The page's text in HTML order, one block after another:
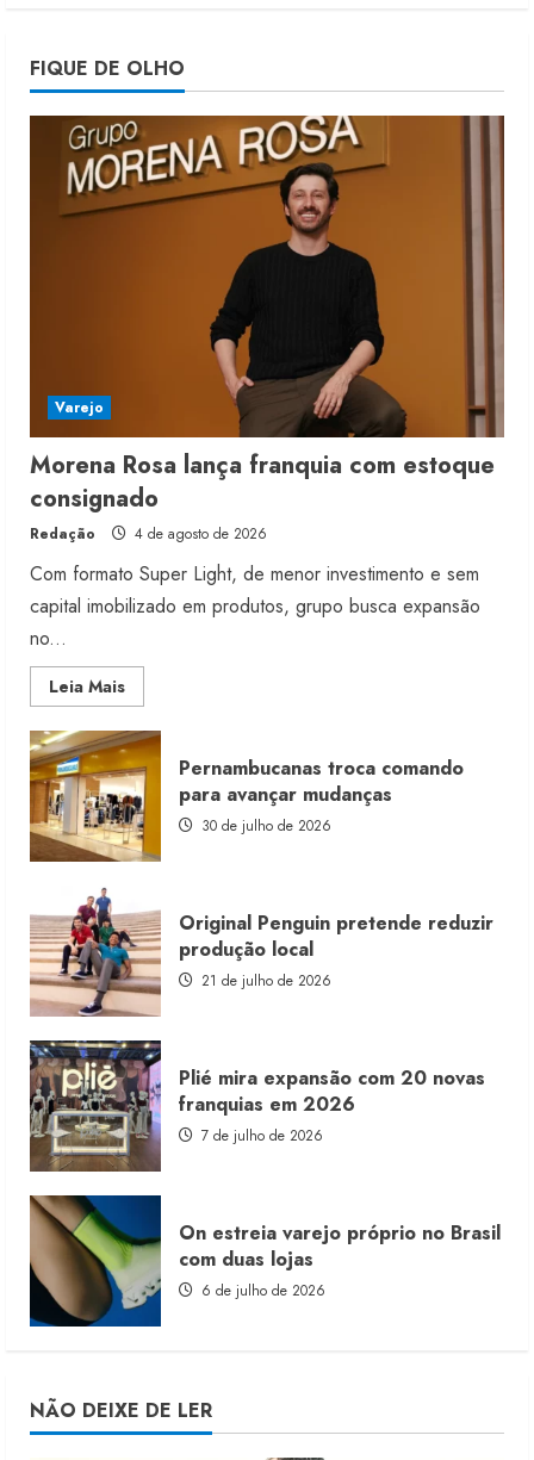
5
Projeto testa passaporte digital na
moda nacional
4 de agosto de 2026
FIQUE DE OLHO
Varejo
Morena Rosa lança franquia com estoque
consignado
Redação 4 de agosto de 2026
Com formato Super Light, de menor investimento e sem
capital imobilizado em produtos, grupo busca expansão
no...
Leia MaisRead
more
Morena
Rosa
lança
franquia
com
estoque
consignado
Pernambucanas troca comando
para avançar mudanças
30 de julho de 2026
Original Penguin pretende reduzir
produção local
21 de julho de 2026
Plié mira expansão com 20 novas
franquias em 2026
7 de julho de 2026
On estreia varejo próprio no Brasil
com duas lojas
6 de julho de 2026
NÃO DEIXE DE LER